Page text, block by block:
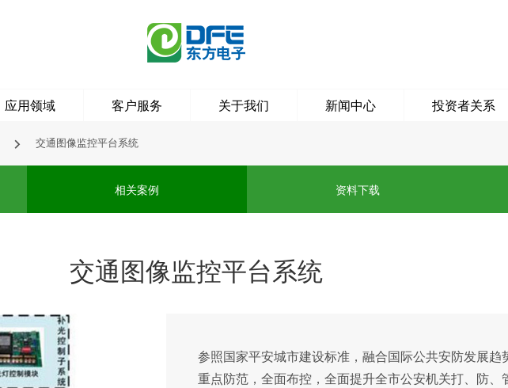
应用领域 客户服务 关于我们 新闻中心 投资者关系
 交通图像监控平台系统
相关案例 资料下载
交通图像监控平台系统
参照国家平安城市建设标准，融合国际公共安防发展趋
重点防范，全面布控，全面提升全市公安机关打、防